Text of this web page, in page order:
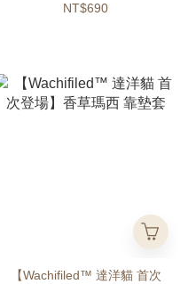
NT$690
【Wachifiled™ 達洋貓 首次